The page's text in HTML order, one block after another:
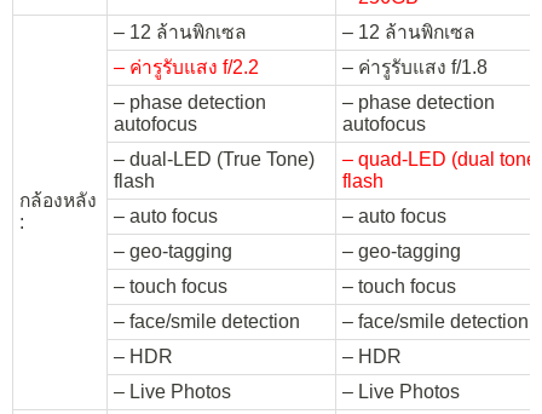
กล้องหลัง
:
– 12 ล้านพิกเซล
– 12 ล้านพิกเซล
– ค่ารูรับแสง f/2.2
– ค่ารูรับแสง f/1.8
– phase detection
autofocus
– phase detection
autofocus
– dual-LED (True Tone)
flash
– quad-LED (dual tone)
flash
– auto focus
– auto focus
– geo-tagging
– geo-tagging
– touch focus
– touch focus
– face/smile detection
– face/smile detection
– HDR
– HDR
– Live Photos
– Live Photos